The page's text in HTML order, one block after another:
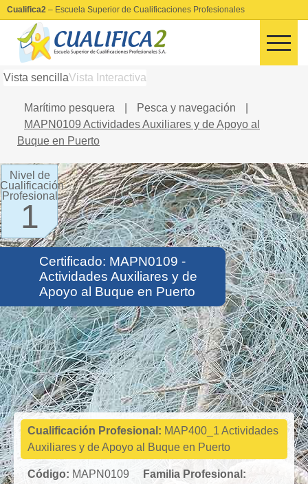
Cualifica2 – Escuela Superior de Cualificaciones Profesionales
Vista sencillaVista Interactiva
Marítimo pesquera Pesca y navegación
MAPN0109 Actividades Auxiliares y de Apoyo al
Buque en Puerto
Nivel de
Cualificación
Profesional
1
Certificado: MAPN0109 -
Actividades Auxiliares y de
Apoyo al Buque en Puerto
Marítimo
pesquera
Cualificación Profesional: MAP400_1 Actividades
Auxiliares y de Apoyo al Buque en Puerto
Código: MAPN0109
Familia Profesional: